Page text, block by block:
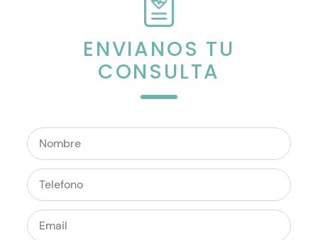
ENVIANOS TU
CONSULTA